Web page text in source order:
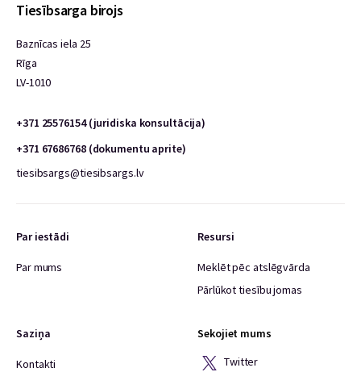
Tiesībsarga birojs
Baznīcas iela 25
Rīga
LV-1010
+371 25576154 (juridiska konsultācija)
+371 67686768 (dokumentu aprite)
tiesibsargs@tiesibsargs.lv
Par iestādi
Par mums
Resursi
Meklēt pēc atslēgvārda
Pārlūkot tiesību jomas
Saziņa
Kontakti
Sekojiet mums
Twitter